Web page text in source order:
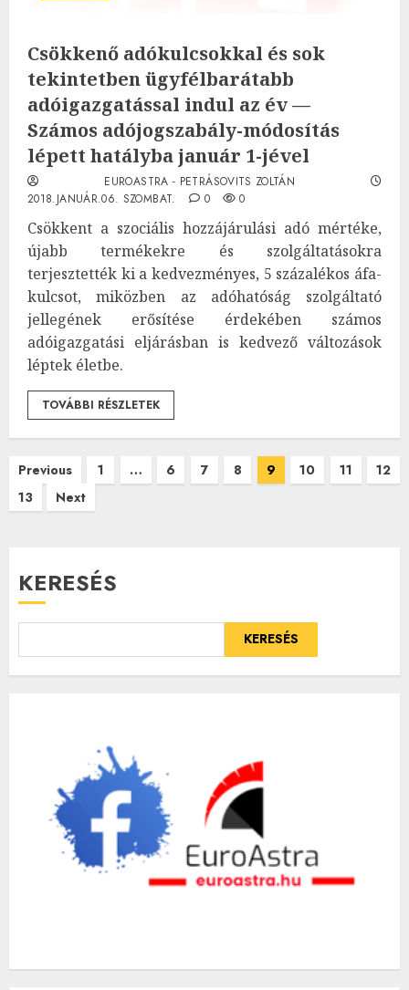
Csökkenő adókulcsokkal és sok
tekintetben ügyfélbarátabb
adóigazgatással indul az év —
Számos adójogszabály-módosítás
lépett hatályba január 1-jével
EUROASTRA - PETRÁSOVITS ZOLTÁN
2018.JANUÁR.06. SZOMBAT.
0 0
Csökkent a szociális hozzájárulási adó mértéke,
újabb termékekre és szolgáltatásokra
terjesztették ki a kedvezményes, 5 százalékos áfa-
kulcsot, miközben az adóhatóság szolgáltató
jellegének erősítése érdekében számos
adóigazgatási eljárásban is kedvező változások
léptek életbe.
TOVÁBBI RÉSZLETEK
Bejegyzések
lapozása
Previous 1 … 6 7 8 9 10 11
12
13
Next
KERESÉS
KERESÉS